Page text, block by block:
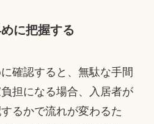
に把握する
確認すると、無駄な手間
担になる場合、入居者が
るかで流れが変わるた